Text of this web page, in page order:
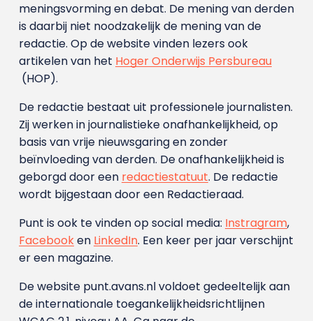
meningsvorming en debat. De mening van derden
is daarbij niet noodzakelijk de mening van de
redactie. Op de website vinden lezers ook
artikelen van het Hoger Onderwijs Persbureau
(HOP).
De redactie bestaat uit professionele journalisten.
Zij werken in journalistieke onafhankelijkheid, op
basis van vrije nieuwsgaring en zonder
beïnvloeding van derden. De onafhankelijkheid is
geborgd door een redactiestatuut. De redactie
wordt bijgestaan door een Redactieraad.
Punt is ook te vinden op social media: Instragram,
Facebooken LinkedIn. Een keer per jaar verschijnt
er een magazine.
De website punt.avans.nl voldoet gedeeltelijk aan
de internationale toegankelijkheidsrichtlijnen